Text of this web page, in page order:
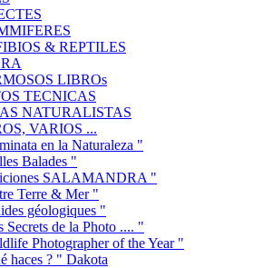
& REPTILES
LIBROs
TECNICAS
NATURALISTAS
VARIOS ...
en la Naturaleza "
Balades "
SALAMANDRA "
Terre & Mer "
géologiques "
Secrets de la Photo .... "
Photographer of the Year "
haces ? " Dakota